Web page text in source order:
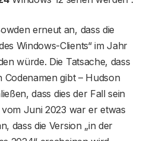
erneut an, dass die
Windows-Clients“ im Jahr
würde. Die Tatsache, dass
Codenamen gibt – Hudson
dass dies der Fall sein
Juni 2023 war er etwas
dass die Version „in der